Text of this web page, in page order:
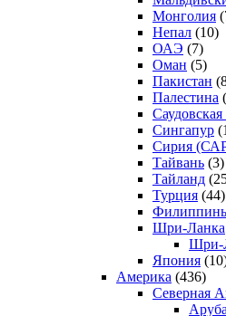
Монголия
Непал (10)
ОАЭ (7)
Оман (5)
Пакистан
Палестина
Сингапур
Сирия
Тайвань (3)
Тайланд
Турция (44)
Шри-Ланка
Шри-
Япония
Америка (436)
Северная
Аруба